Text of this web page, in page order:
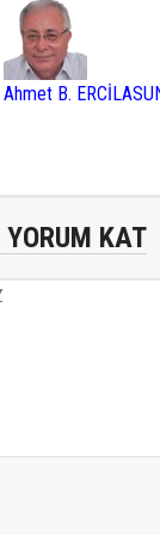
Ahmet B.
YORUM KAT